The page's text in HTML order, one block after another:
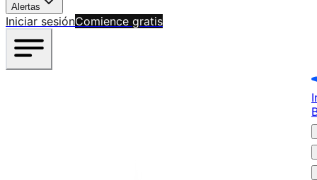
Alertas
Iniciar sesiónComience gratis